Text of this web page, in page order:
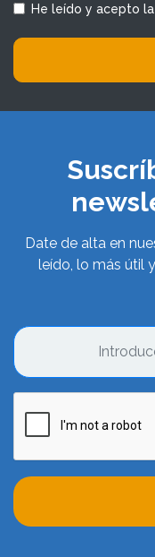
He leído y acepto la
Date de alta en
leído, lo más útil